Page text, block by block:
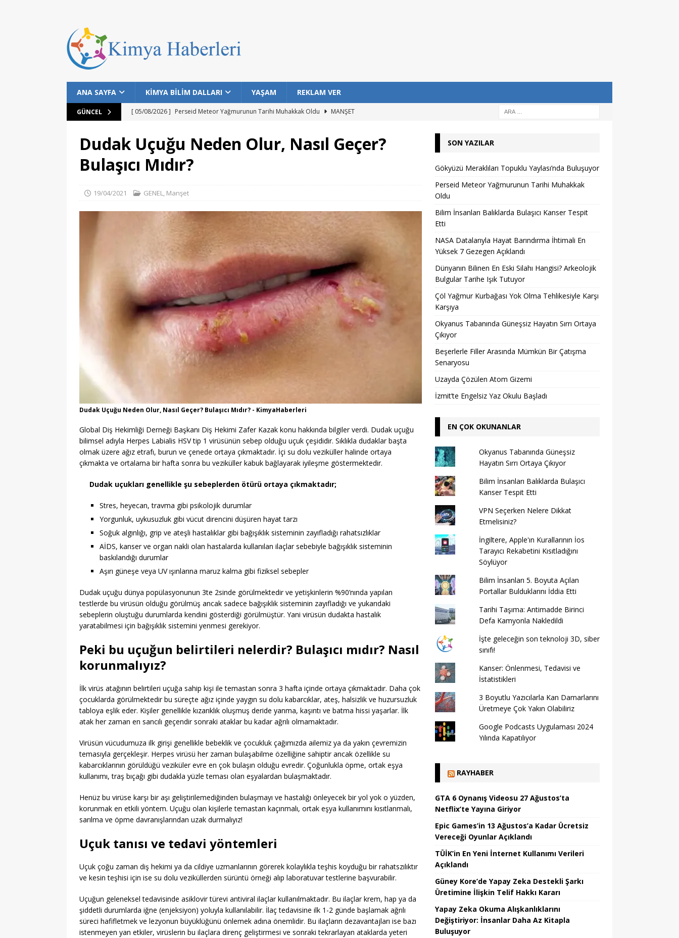
ANA SAYFA KİMYA BİLİM DALLARI YAŞAM REKLAM VER
GÜNCEL [ 05/08/2026 ] Perseid Meteor Yağmurunun Tarihi Muhakkak Oldu
MANŞET
[ 25/07/2026 ] NASA Datalarıyla Hayat Barındırma İhtimali En Yüksek 7 Gezegen Açıklandı
MANŞET
MANŞET
[ 05/08/2026 ] Gökyüzü Meraklıları Topuklu Yaylası’nda Buluşuyor MANŞET
Dudak Uçuğu Neden Olur, Nasıl Geçer?
Bulaşıcı Mıdır?
19/04/2021 GENEL, Manşet
Dudak Uçuğu Neden Olur, Nasıl Geçer? Bulaşıcı Mıdır? - KimyaHaberleri
Global Diş Hekimliği Derneği Başkanı Diş Hekimi Zafer Kazak konu hakkında bilgiler verdi. Dudak uçuğu
bilimsel adıyla Herpes Labialis HSV tip 1 virüsünün sebep olduğu uçuk çeşididir. Sıklıkla dudaklar başta
olmak üzere ağız etrafı, burun ve çenede ortaya çıkmaktadır. İçi su dolu veziküller halinde ortaya
çıkmakta ve ortalama bir hafta sonra bu veziküller kabuk bağlayarak iyileşme göstermektedir.
Dudak uçukları genellikle şu sebeplerden ötürü ortaya çıkmaktadır;
Stres, heyecan, travma gibi psikolojik durumlar
Yorgunluk, uykusuzluk gibi vücut direncini düşüren hayat tarzı
Soğuk algınlığı, grip ve ateşli hastalıklar gibi bağışıklık sisteminin zayıfladığı rahatsızlıklar
AİDS, kanser ve organ nakli olan hastalarda kullanılan ilaçlar sebebiyle bağışıklık sisteminin
baskılandığı durumlar
Aşırı güneşe veya UV ışınlarına maruz kalma gibi fiziksel sebepler
Dudak uçuğu dünya popülasyonunun 3te 2sinde görülmektedir ve yetişkinlerin %90’nında yapılan
testlerde bu virüsün olduğu görülmüş ancak sadece bağışıklık sisteminin zayıfladığı ve yukarıdaki
sebeplerin oluştuğu durumlarda kendini gösterdiği görülmüştür. Yani virüsün dudakta hastalık
yaratabilmesi için bağışıklık sistemini yenmesi gerekiyor.
Peki bu uçuğun belirtileri nelerdir? Bulaşıcı mıdır? Nasıl
korunmalıyız?
İlk virüs atağının belirtileri uçuğa sahip kişi ile temastan sonra 3 hafta içinde ortaya çıkmaktadır. Daha çok
çocuklarda görülmektedir bu süreçte ağız içinde yaygın su dolu kabarcıklar, ateş, halsizlik ve huzursuzluk
tabloya eşlik eder. Kişiler genellikle kızarıklık oluşmuş deride yanma, kaşıntı ve batma hissi yaşarlar. İlk
atak her zaman en sancılı geçendir sonraki ataklar bu kadar ağrılı olmamaktadır.
Virüsün vücudumuza ilk girişi genellikle bebeklik ve çocukluk çağımızda ailemiz ya da yakın çevremizin
temasıyla gerçekleşir. Herpes virüsü her zaman bulaşabilme özelliğine sahiptir ancak özellikle su
kabarcıklarının görüldüğü veziküler evre en çok bulaşın olduğu evredir. Çoğunlukla öpme, ortak eşya
kullanımı, traş bıçağı gibi dudakla yüzle teması olan eşyalardan bulaşmaktadır.
Henüz bu virüse karşı bir aşı geliştirilemediğinden bulaşmayı ve hastalığı önleyecek bir yol yok o yüzden,
korunmak en etkili yöntem. Uçuğu olan kişilerle temastan kaçınmalı, ortak eşya kullanımını kısıtlanmalı,
sarılma ve öpme davranışlarından uzak durmalıyız!
Uçuk tanısı ve tedavi yöntemleri
Uçuk çoğu zaman diş hekimi ya da cildiye uzmanlarının görerek kolaylıkla teşhis koyduğu bir rahatszılıktır
ve kesin teşhisi için ise su dolu veziküllerden sürüntü örneği alıp laboratuvar testlerine başvurabilir.
Uçuğun geleneksel tedavisinde asiklovir türevi antiviral ilaçlar kullanılmaktadır. Bu ilaçlar krem, hap ya da
şiddetli durumlarda iğne (enjeksiyon) yoluyla kullanılabilir. İlaç tedavisine ilk 1-2 günde başlamak ağrılı
süreci hafifletmek ve lezyonun büyüklüğünü önlemek adına önemlidir. Bu ilaçların dezavantajları ise bazı
istenmeyen yan etkiler, virüslerin bu ilaçlara direnç geliştirmesi ve sonraki tekrarlayan ataklarda yeteri
SON YAZILAR
Gökyüzü Meraklıları Topuklu Yaylası’nda Buluşuyor
Perseid Meteor Yağmurunun Tarihi Muhakkak
Oldu
Bilim İnsanları Balıklarda Bulaşıcı Kanser Tespit
Etti
NASA Datalarıyla Hayat Barındırma İhtimali En
Yüksek 7 Gezegen Açıklandı
Dünyanın Bilinen En Eski Silahı Hangisi? Arkeolojik
Bulgular Tarihe Işık Tutuyor
Çöl Yağmur Kurbağası Yok Olma Tehlikesiyle Karşı
Karşıya
Okyanus Tabanında Güneşsiz Hayatın Sırrı Ortaya
Çıkıyor
Beşerlerle Filler Arasında Mümkün Bir Çatışma
Senaryosu
Uzayda Çözülen Atom Gizemi
İzmit’te Engelsiz Yaz Okulu Başladı
EN ÇOK OKUNANLAR
Okyanus Tabanında Güneşsiz
Hayatın Sırrı Ortaya Çıkıyor
Bilim İnsanları Balıklarda Bulaşıcı
Kanser Tespit Etti
VPN Seçerken Nelere Dikkat
Etmelisiniz?
İngiltere, Apple'ın Kurallarının İos
Tarayıcı Rekabetini Kısıtladığını
Söylüyor
Bilim İnsanları 5. Boyuta Açılan
Portallar Bulduklarını İddia Etti
Tarihi Taşıma: Antimadde Birinci
Defa Kamyonla Nakledildi
İşte geleceğin son teknoloji 3D, siber
sınıfı!
Kanser: Önlenmesi, Tedavisi ve
İstatistikleri
3 Boyutlu Yazıcılarla Kan Damarlarını
Üretmeye Çok Yakın Olabiliriz
Google Podcasts Uygulaması 2024
Yılında Kapatılıyor
RAYHABER
GTA 6 Oynanış Videosu 27 Ağustos’ta
Netflix’te Yayına Giriyor
Epic Games’in 13 Ağustos’a Kadar Ücretsiz
Vereceği Oyunlar Açıklandı
TÜİK’in En Yeni İnternet Kullanımı Verileri
Açıklandı
Güney Kore’de Yapay Zeka Destekli Şarkı
Üretimine İlişkin Telif Hakkı Kararı
Yapay Zeka Okuma Alışkanlıklarını
Değiştiriyor: İnsanlar Daha Az Kitapla
Buluşuyor